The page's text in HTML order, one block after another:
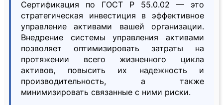
Сертификация по ГОСТ Р 55.0.02 — это
стратегическая инвестиция в эффективное
управление активами вашей организации.
Внедрение системы управления активами
позволяет оптимизировать затраты на
протяжении всего жизненного цикла
активов, повысить их надежность и
производительность, а также
минимизировать связанные с ними риски.